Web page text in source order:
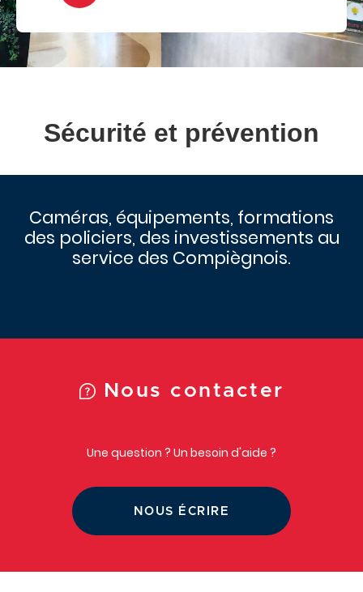
Sécurité et prévention
Caméras, équipements, formations
des policiers, des investissements au
service des Compiègnois.
Nous contacter
Une question ? Un besoin d'aide ?
NOUS ÉCRIRE